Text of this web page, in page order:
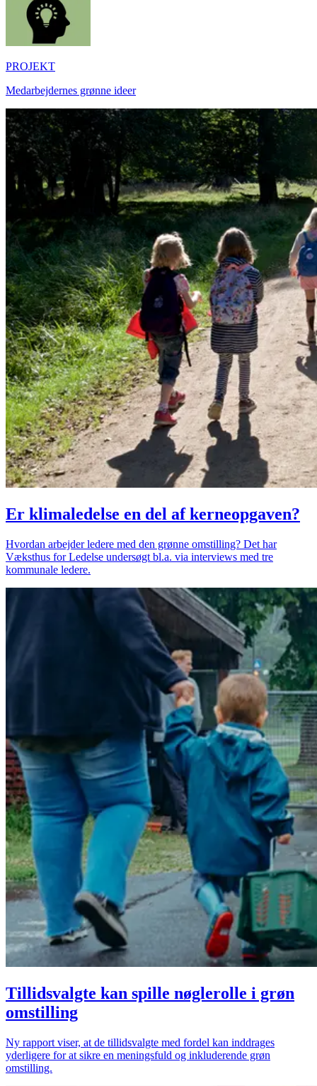
PROJEKT
Medarbejdernes grønne ideer
Er klimaledelse en del af kerneopgaven?
Hvordan arbejder ledere med den grønne omstilling? Det har
Væksthus for Ledelse undersøgt bl.a. via interviews med tre
kommunale ledere.
Tillidsvalgte kan spille nøglerolle i grøn
omstilling
Ny rapport viser, at de tillidsvalgte med fordel kan inddrages
yderligere for at sikre en meningsfuld og inkluderende grøn
omstilling.